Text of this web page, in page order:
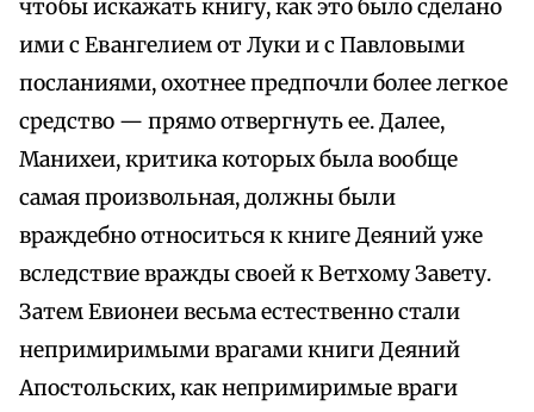
чтобы искажать книгу, как это было сделано
ими с Евангелием от Луки и с Павловыми
посланиями, охотнее предпочли более легкое
средство — прямо отвергнуть ее. Далее,
Манихеи, критика которых была вообще
самая произвольная, должны были
враждебно относиться к книге Деяний уже
вследствие вражды своей к Ветхому Завету.
Затем Евионеи весьма естественно стали
непримиримыми врагами книги Деяний
Апостольских, как непримиримые враги